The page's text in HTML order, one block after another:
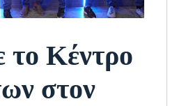
το Κέντρο
στον